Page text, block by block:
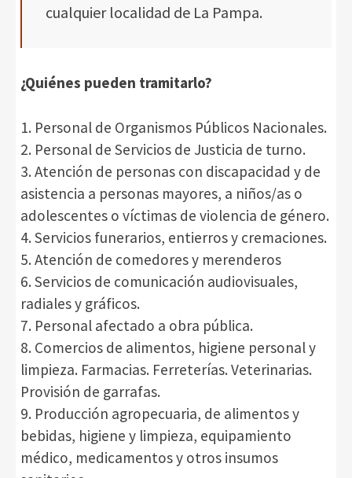
cualquier localidad de La Pampa.
¿Quiénes pueden tramitarlo?
1. Personal de Organismos Públicos Nacionales.
2. Personal de Servicios de Justicia de turno.
3. Atención de personas con discapacidad y de
asistencia a personas mayores, a niños/as o
adolescentes o víctimas de violencia de género.
4. Servicios funerarios, entierros y cremaciones.
5. Atención de comedores y merenderos
6. Servicios de comunicación audiovisuales,
radiales y gráficos.
7. Personal afectado a obra pública.
8. Comercios de alimentos, higiene personal y
limpieza. Farmacias. Ferreterías. Veterinarias.
Provisión de garrafas.
9. Producción agropecuaria, de alimentos y
bebidas, higiene y limpieza, equipamiento
médico, medicamentos y otros insumos